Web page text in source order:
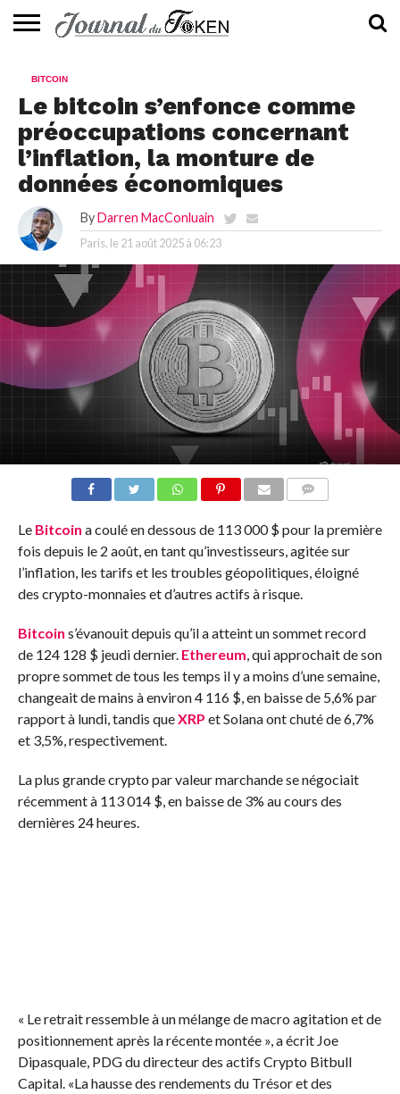
📰
EVALUATION
GUIDE
TENDANCES
À
CONTACTEZ-
BITCOIN
Le bitcoin s’enfonce comme
préoccupations concernant
l’inflation, la monture de
données économiques
By Darren MacConluain
Paris, le 21 août 2025 à 06:23
Le Bitcoin a coulé en dessous de 113 000 $ pour la première
fois depuis le 2 août, en tant qu’investisseurs, agitée sur
l’inflation, les tarifs et les troubles géopolitiques, éloigné
des crypto-monnaies et d’autres actifs à risque.
Bitcoin s’évanouit depuis qu’il a atteint un sommet record
de 124 128 $ jeudi dernier. Ethereum , qui approchait de son
propre sommet de tous les temps il y a moins d’une semaine,
changeait de mains à environ 4 116 $, en baisse de 5,6% par
rapport à lundi, tandis queXRP et Solana ont chuté de 6,7%
et 3,5%, respectivement.
La plus grande crypto par valeur marchande se négociait
récemment à 113 014 $, en baisse de 3% au cours des
dernières 24 heures.
« Le retrait ressemble à un mélange de macro agitation et de
positionnement après la récente montée », a écrit Joe
Dipasquale, PDG du directeur des actifs Crypto Bitbull
Capital. «La hausse des rendements du Trésor et des